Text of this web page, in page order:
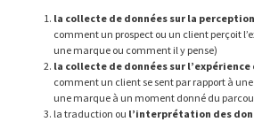
la collecte de données sur la
comment un prospect ou un client perçoit
une marque ou comment il y pense)
la collecte de données sur
comment un client se sent par rapport à
une marque à un moment donné du
la traduction ou l’interprétation des